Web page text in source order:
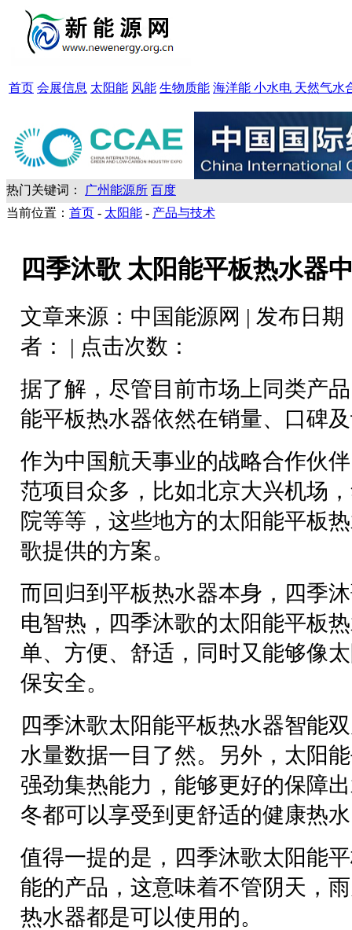
首页 会展信息 太阳能 风能 生物质能 海洋能 小水电 天然气水
热门关键词： 广州能源所 百度
当前位置： 首页 - 太阳能 - 产品与技术
四季沐歌 太阳能平板热水器
文章来源： 中国能源网 | 发布日期
者：
| 点击次数：
据了解，尽管目前市场上同类产
能平板热水器依然在销量、口碑
作为中国航天事业的战略合作伙
范项目众多，比如北京大兴机场
院等等，这些地方的太阳能平板
歌提供的方案。
而回归到平板热水器本身，四季
电智热，四季沐歌的太阳能平板
单、方便、舒适，同时又能够像
保安全。
四季沐歌太阳能平板热水器智能
水量数据一目了然。另外，太阳
强劲集热能力，能够更好的保障
冬都可以享受到更舒适的健康热
值得一提的是，四季沐歌太阳能
能的产品，这意味着不管阴天，
热水器都是可以使用的。